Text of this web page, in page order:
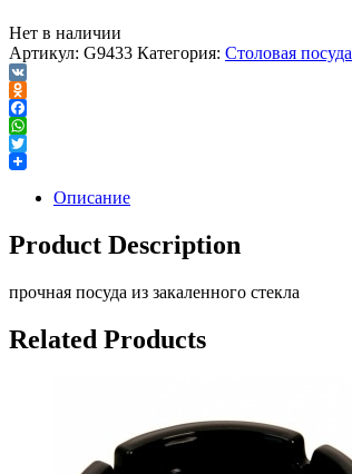
Нет в наличии
Артикул: G9433 Категория: Столовая посуда
VK
Odnoklassniki
Facebook
WhatsApp
Twitter
Описание
Product Description
прочная посуда из закаленного стекла
Related Products